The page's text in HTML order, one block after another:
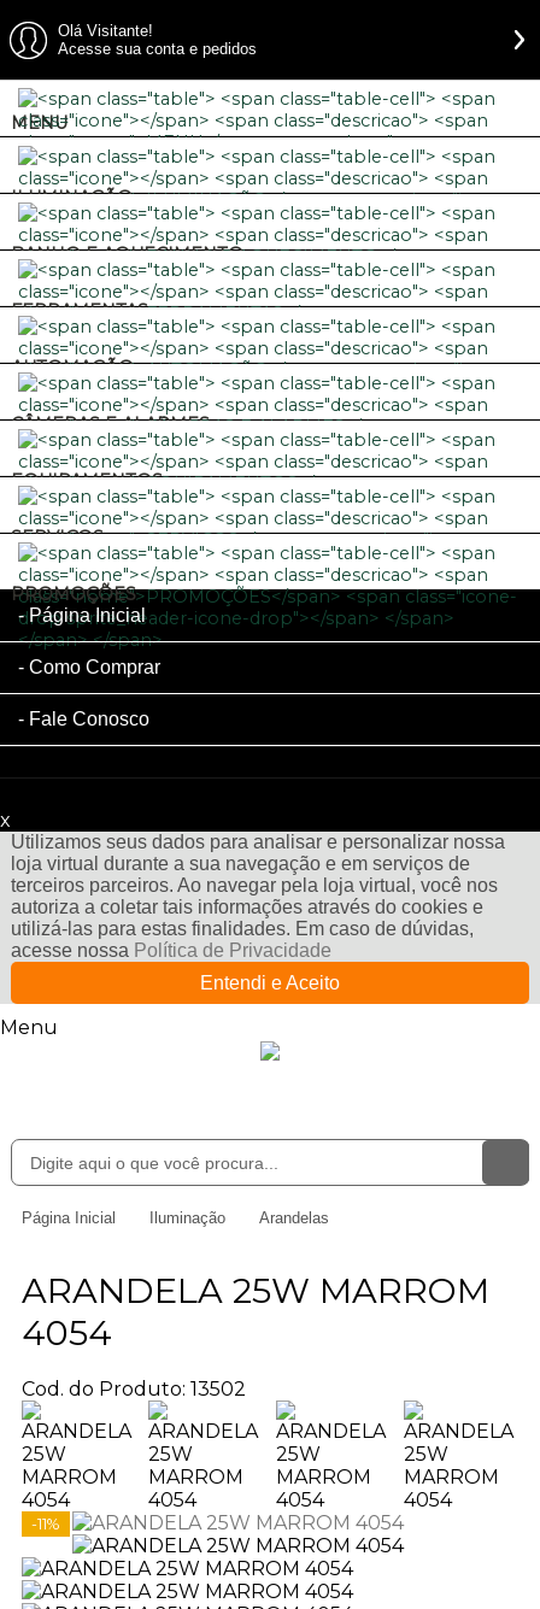
Olá Visitante!
Acesse sua conta e pedidos
MENU
ILUMINAÇÃO
BANHO E AQUECIMENTO
FERRAMENTAS
AUTOMAÇÃO
CÂMERAS E ALARMES
EQUIPAMENTOS
SERVIÇOS
PROMOÇÕES
Página Inicial
Como Comprar
Fale Conosco
x
Utilizamos seus dados para analisar e personalizar nossa
loja virtual durante a sua navegação e em serviços de
terceiros parceiros. Ao navegar pela loja virtual, você nos
autoriza a coletar tais informações através do cookies e
utilizá-las para estas finalidades. Em caso de dúvidas,
acesse nossa Política de Privacidade
Entendi e Aceito
Menu
Página Inicial Iluminação Arandelas
ARANDELA 25W MARROM
4054
Cod. do Produto: 13502
-11%